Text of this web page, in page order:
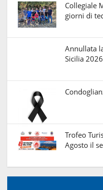
Collegiale
giorni di
Annullata
Sicilia
Trofeo
Agosto il